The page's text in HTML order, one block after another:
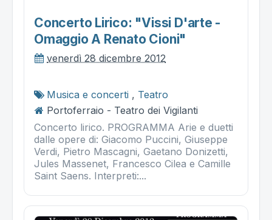
Concerto Lirico: "vissi D'arte -
Omaggio A Renato Cioni"
venerdì 28 dicembre 2012
Musica e concerti , Teatro
Portoferraio - Teatro dei Vigilanti
Concerto lirico. PROGRAMMA Arie e duetti
dalle opere di: Giacomo Puccini, Giuseppe
Verdi, Pietro Mascagni, Gaetano Donizetti,
Jules Massenet, Francesco Cilea e Camille
Saint Saens. Interpreti:...